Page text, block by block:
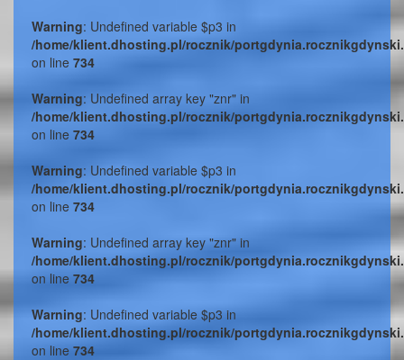
Warning: Undefined variable $p3 in
/home/klient.dhosting.pl/rocznik/
on line 734
Warning: Undefined array key "znr" in
/home/klient.dhosting.pl/rocznik/
on line 734
Warning: Undefined variable $p3 in
/home/klient.dhosting.pl/rocznik/
on line 734
Warning: Undefined array key "znr" in
/home/klient.dhosting.pl/rocznik/
on line 734
Warning: Undefined variable $p3 in
/home/klient.dhosting.pl/rocznik/
on line 734